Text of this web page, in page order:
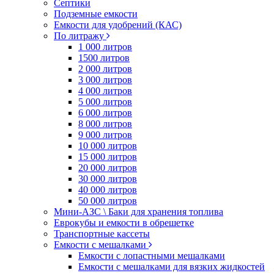
Септики
Подземные емкости
Емкости для удобрений (КАС)
По литражу
1 000 литров
1500 литров
2 000 литров
3 000 литров
4 000 литров
5 000 литров
6 000 литров
8 000 литров
9 000 литров
10 000 литров
15 000 литров
20 000 литров
30 000 литров
40 000 литров
50 000 литров
Мини-АЗС \ Баки для хранения топлива
Еврокубы и емкости в обрешетке
Транспортные кассеты
Емкости с мешалками
Емкости с лопастными мешалками
Емкости с мешалками для вязких жидкостей